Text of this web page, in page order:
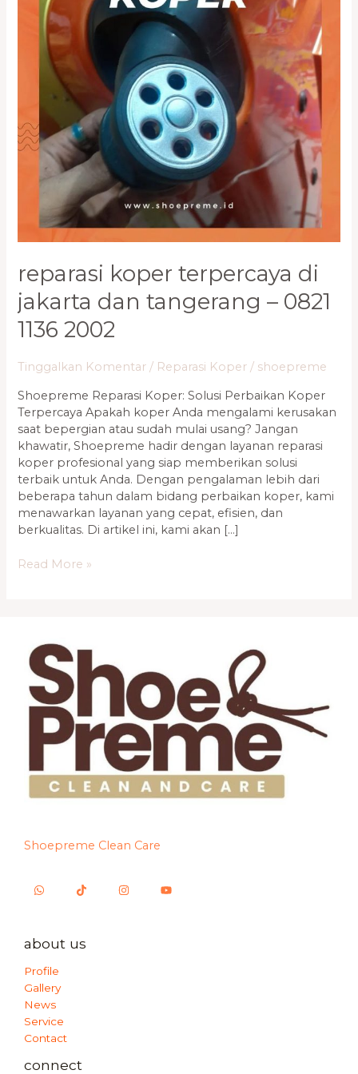
reparasi koper terpercaya di
jakarta dan tangerang – 0821
1136 2002
Tinggalkan Komentar / Reparasi Koper / shoepreme
Shoepreme Reparasi Koper: Solusi Perbaikan Koper
Terpercaya Apakah koper Anda mengalami kerusakan
saat bepergian atau sudah mulai usang? Jangan
khawatir, Shoepreme hadir dengan layanan reparasi
koper profesional yang siap memberikan solusi
terbaik untuk Anda. Dengan pengalaman lebih dari
beberapa tahun dalam bidang perbaikan koper, kami
menawarkan layanan yang cepat, efisien, dan
berkualitas. Di artikel ini, kami akan […]
Tangerang
Read More »
Shoepreme Clean Care
about us
Profile
Gallery
News
Service
Contact
connect